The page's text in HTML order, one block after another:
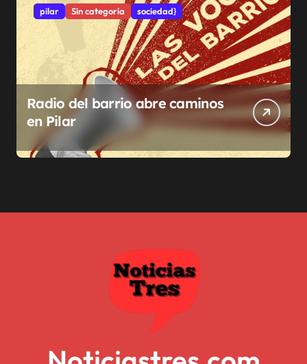
pilar Sin categoría sociedad}
Radio del barrio abre caminos
en Pilar